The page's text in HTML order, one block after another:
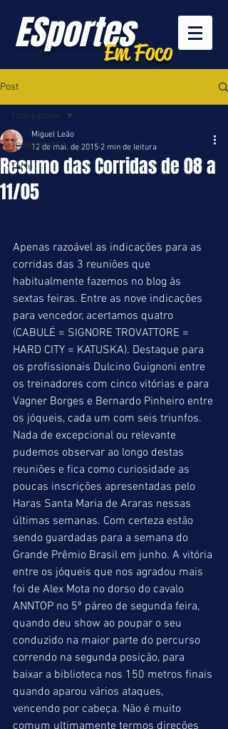
ESportesEm Foco
Post
Todos posts
Turfe
Todos posts
Resumo das Corridas de 08 a
11/05
Miguel Leão
12 de mai. de 2015 2 min de leitura
Apenas razoável as indicações para as
corridas das 3 reuniões que
habitualmente fazemos no blog às
sextas feiras. Entre as nove indicações
para vencedor, acertamos quatro
(CABULÉ = SIGNORE TROVATTORE =
HARD CITY = KATUSKA). Destaque para
os profissionais Dulcino Guignoni entre
os treinadores com cinco vitórias e para
Vagner Borges e Bernardo Pinheiro entre
os jóqueis, cada um com seis triunfos.
Nada de excepcional ou relevante
pudemos observar ao longo destas
reuniões e fica como curiosidade as
poucas inscrições apresentadas pelo
Haras Santa Maria de Araras nessas
últimas semanas. Com certeza estão
sendo guardadas para a semana do
Grande Prêmio Brasil em junho. A vitória
entre os jóqueis que nos agradou mais
foi de Alex Mota no dorso do cavalo
ANNTOP no 5º páreo de segunda feira,
quando deu show ao poupar o seu
conduzido na maior parte do percurso
correndo na segunda posição, para
baixar a biblioteca nos 150 metros finais
quando aparou vários ataques,
vencendo por cabeça. Não é muito
comum ultimamente termos direções